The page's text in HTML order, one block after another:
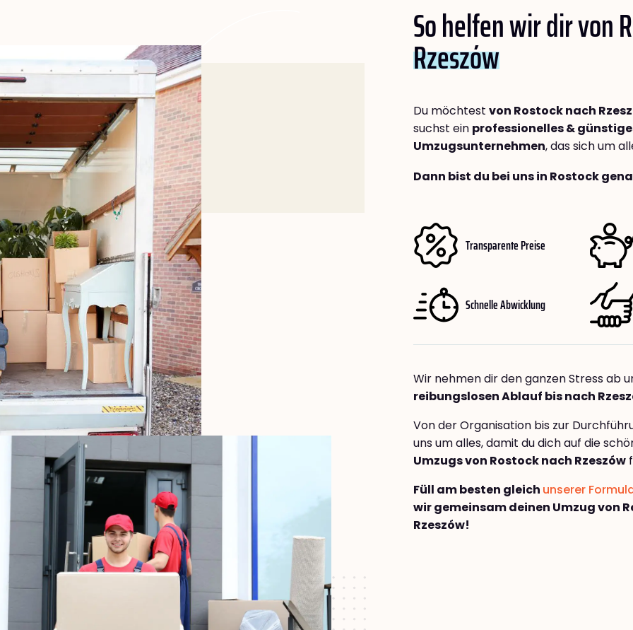
So helfen wir dir von
Rzeszów
Du möchtest von Rostock nach
suchst ein professionelles &
Umzugsunternehmen, das sich um
Dann bist du bei uns in Rostock
Transparente Preise
Schnelle Abwicklung
Wir nehmen dir den ganzen Stress ab
reibungslosen Ablauf bis nach
Von der Organisation bis zur
uns um alles, damit du dich auf die
Umzugs von Rostock nach Rzeszów
Füll am besten gleich unserer
wir gemeinsam deinen Umzug von
Rzeszów!